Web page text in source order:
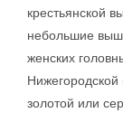
крестьянской
небольшие
женских
золотой или